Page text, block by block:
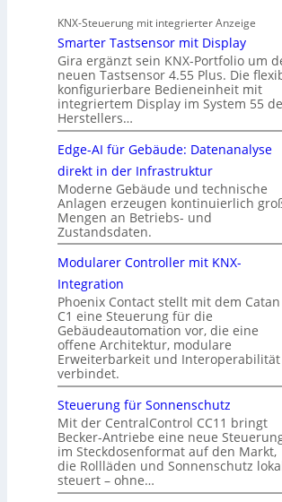
KNX-Steuerung mit integrierter Anzeige
Smarter Tastsensor mit Display
Gira ergänzt sein KNX-Portfolio um
neuen Tastsensor 4.55 Plus. Die
konfigurierbare Bedieneinheit mit
integriertem Display im System 55
Herstellers…
Edge-AI für Gebäude: Datenanalyse
direkt in der Infrastruktur
Moderne Gebäude und technische
Anlagen erzeugen kontinuierlich
Mengen an Betriebs- und
Zustandsdaten.
Modularer Controller mit KNX-
Integration
Phoenix Contact stellt mit dem Catan
C1 eine Steuerung für die
Gebäudeautomation vor, die eine
offene Architektur, modulare
Erweiterbarkeit und Interoperabilität
verbindet.
Steuerung für Sonnenschutz
Mit der CentralControl CC11 bringt
Becker-Antriebe eine neue
im Steckdosenformat auf den Markt,
die Rollläden und Sonnenschutz
steuert – ohne…